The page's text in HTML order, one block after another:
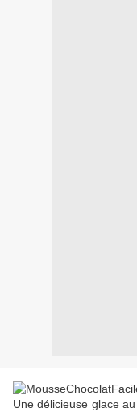
Une délicieuse glace